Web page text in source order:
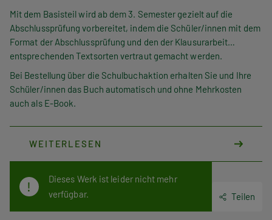
Mit dem Basisteil wird ab dem 3. Semester gezielt auf die
Abschlussprüfung vorbereitet, indem die Schüler/innen mit dem
Format der Abschlussprüfung und den der Klausurarbeit
entsprechenden Textsorten vertraut gemacht werden.
Bei Bestellung über die Schulbuchaktion erhalten Sie und Ihre
Schüler/innen das Buch automatisch und ohne Mehrkosten
auch als E-Book.
WEITERLESEN
Dieses Werk ist leider nicht mehr
verfügbar.
Teilen